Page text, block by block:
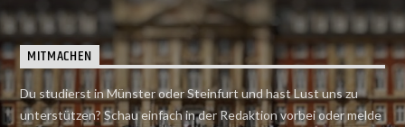
MITMACHEN
Du studierst in Münster oder Steinfurt und hast Lust uns zu
unterstützen? Schau einfach in der Redaktion vorbei oder melde